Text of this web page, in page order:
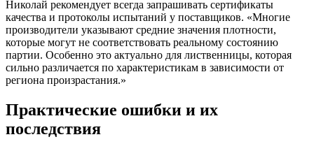
Николай рекомендует всегда запрашивать сертификаты
качества и протоколы испытаний у поставщиков. «Многие
производители указывают средние значения плотности,
которые могут не соответствовать реальному состоянию
партии. Особенно это актуально для лиственницы, которая
сильно различается по характеристикам в зависимости от
региона произрастания.»
Практические ошибки и их
последствия